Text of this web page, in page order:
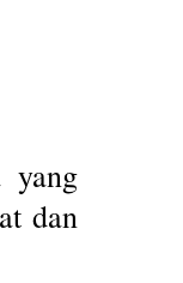
yang
dan